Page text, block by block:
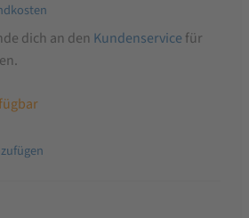
dich an den Kundenservice für